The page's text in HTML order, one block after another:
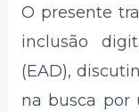
O presente
inclusão
(EAD),
na busca por